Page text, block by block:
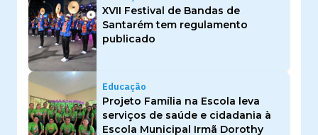
XVII Festival de Bandas de
Santarém tem regulamento
publicado
Educação
Projeto Família na Escola leva
serviços de saúde e cidadania à
Escola Municipal Irmã Dorothy